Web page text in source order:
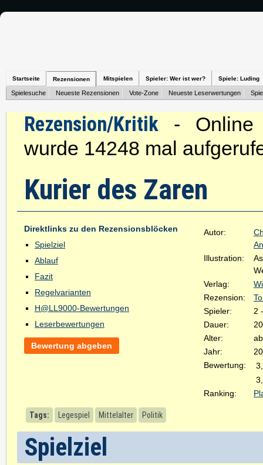
Startseite Rezensionen Mitspielen Spieler: Wer ist wer? Spiele: Luding
Spielesuche Neueste Rezensionen Vote-Zone Neueste Leserwertungen
Rezension/Kritik - Online
wurde 14248 mal
Kurier des Zaren
Direktlinks zu den Rezensionsblöcken
Spielziel
Ablauf
Fazit
Regelvarianten
H@LL9000-Bewertungen
Leserbewertungen
Bewertung abgeben
Autor:
Illustration:
Verlag:
Rezension:
Spieler:
2
Dauer:
Alter:
Jahr:
Bewertung:
Ranking:
Tags: Legespiel Mittelalter Politik
Spielziel